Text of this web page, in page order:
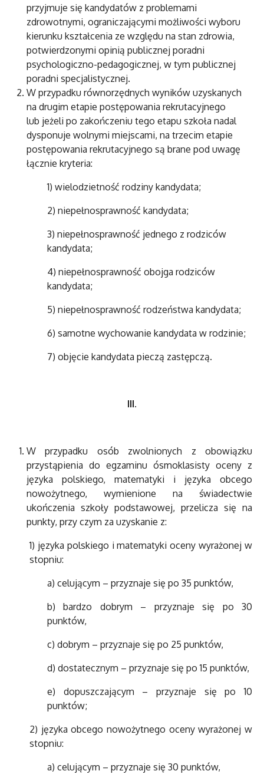
przyjmuje się kandydatów z problemami
zdrowotnymi, ograniczającymi możliwości wyboru
kierunku kształcenia ze względu na stan zdrowia,
potwierdzonymi opinią publicznej poradni
psychologiczno-pedagogicznej, w tym publicznej
poradni specjalistycznej.
W przypadku równorzędnych wyników uzyskanych
na drugim etapie postępowania rekrutacyjnego
lub jeżeli po zakończeniu tego etapu szkoła nadal
dysponuje wolnymi miejscami, na trzecim etapie
postępowania rekrutacyjnego są brane pod uwagę
łącznie kryteria:
1) wielodzietność rodziny kandydata;
2) niepełnosprawność kandydata;
3) niepełnosprawność jednego z rodziców
kandydata;
4) niepełnosprawność obojga rodziców
kandydata;
5) niepełnosprawność rodzeństwa kandydata;
6) samotne wychowanie kandydata w rodzinie;
7) objęcie kandydata pieczą zastępczą.
III.
W przypadku osób zwolnionych z obowiązku
przystąpienia do egzaminu ósmoklasisty oceny z
języka polskiego, matematyki i języka obcego
nowożytnego, wymienione na świadectwie
ukończenia szkoły podstawowej, przelicza się na
punkty, przy czym za uzyskanie z:
1) języka polskiego i matematyki oceny wyrażonej w
stopniu:
a) celującym – przyznaje się po 35 punktów,
b) bardzo dobrym – przyznaje się po 30
punktów,
c) dobrym – przyznaje się po 25 punktów,
d) dostatecznym – przyznaje się po 15 punktów,
e) dopuszczającym – przyznaje się po 10
punktów;
2) języka obcego nowożytnego oceny wyrażonej w
stopniu:
a) celującym – przyznaje się 30 punktów,